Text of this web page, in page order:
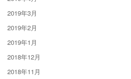
2019年3月
2019年2月
2019年1月
2018年12月
2018年11月